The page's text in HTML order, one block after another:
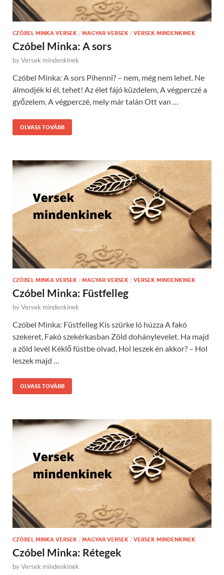
CZÓBEL MINKA VERSEK / MAGYAR VERSEK / VERSEK MINDENKINEK
Czóbel Minka: A sors
byVersek mindenkinek
Czóbel Minka: A sors Pihenni? – nem, még nem lehet. Ne
álmodjék ki él, tehet! Az élet fájó küzdelem, A végperczé a
győzelem. A végperczé, mely már talán Ott van …
OLVASS TOVÁBB
CZÓBEL MINKA VERSEK / MAGYAR VERSEK / VERSEK MINDENKINEK
Czóbel Minka: Füstfelleg
byVersek mindenkinek
Czóbel Minka: Füstfelleg Kis szürke ló húzza A fakó
szekeret, Fakó szekérkasban Zöld dohánylevelet. Ha majd
a zöld levél Kéklő füstbe olvad, Hol leszek én akkor? – Hol
leszek majd …
OLVASS TOVÁBB
CZÓBEL MINKA VERSEK / MAGYAR VERSEK / VERSEK MINDENKINEK
Czóbel Minka: Rétegek
byVersek mindenkinek